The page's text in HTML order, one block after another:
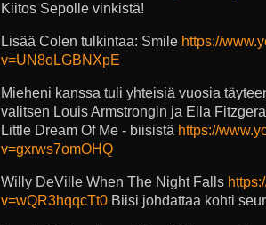
Kiitos Sepolle vinkistä!
Lisää Colen tulkintaa: Smile https://
v=UN8oLGBNXpE
Mieheni kanssa tuli yhteisiä vuosia
valitsen Louis Armstrongin ja Ella
Little Dream Of Me - biisistä https://
v=gxrws7omOHQ
Willy DeVille When The Night Falls
v=wQR3hqqcTt0 Biisi johdattaa kohti